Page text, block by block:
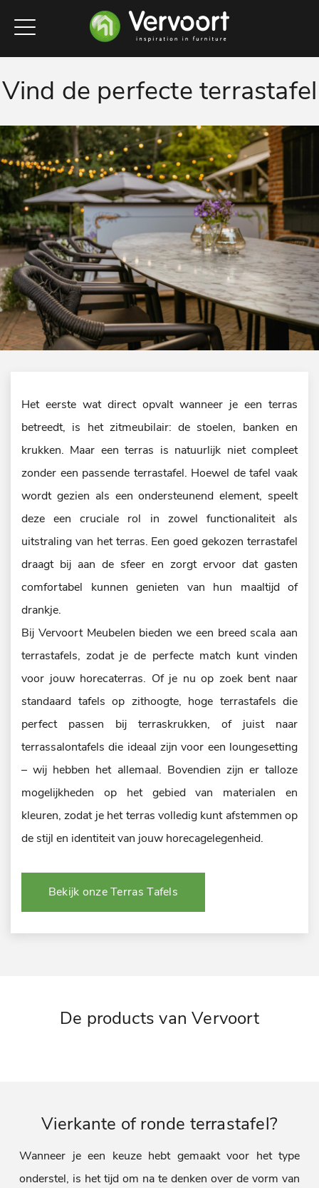
Vind de perfecte terrastafel
Het eerste wat direct opvalt wanneer je een terras
betreedt, is het zitmeubilair: de stoelen, banken en
krukken. Maar een terras is natuurlijk niet compleet
zonder een passende terrastafel. Hoewel de tafel vaak
wordt gezien als een ondersteunend element, speelt
deze een cruciale rol in zowel functionaliteit als
uitstraling van het terras. Een goed gekozen terrastafel
draagt bij aan de sfeer en zorgt ervoor dat gasten
comfortabel kunnen genieten van hun maaltijd of
drankje.
Bij Vervoort Meubelen bieden we een breed scala aan
terrastafels, zodat je de perfecte match kunt vinden
voor jouw horecaterras. Of je nu op zoek bent naar
standaard tafels op zithoogte, hoge terrastafels die
perfect passen bij terraskrukken, of juist naar
terrassalontafels die ideaal zijn voor een loungesetting
– wij hebben het allemaal. Bovendien zijn er talloze
mogelijkheden op het gebied van materialen en
kleuren, zodat je het terras volledig kunt afstemmen op
de stijl en identiteit van jouw horecagelegenheid.
Bekijk onze Terras Tafels
De products van Vervoort
Vierkante of ronde terrastafel?
Wanneer je een keuze hebt gemaakt voor het type
onderstel, is het tijd om na te denken over de vorm van